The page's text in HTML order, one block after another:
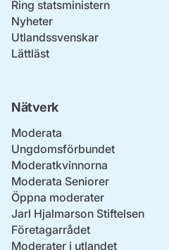
Ring statsministern
Nyheter
Utlandssvenskar
Lättläst
Nätverk
Moderata
Ungdomsförbundet
Moderatkvinnorna
Moderata Seniorer
Öppna moderater
Jarl Hjalmarson Stiftelsen
Företagarrådet
Moderater i utlandet